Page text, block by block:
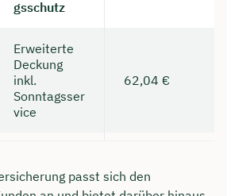
gsschutz
Erweiterte
Deckung
inkl.
Sonntagsser
vice
62,04 €
passt sich den